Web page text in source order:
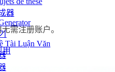
器
Tài Luận Văn
需注册账户。